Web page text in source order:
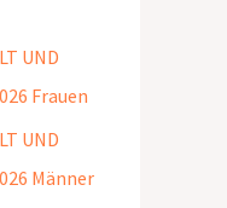
UND
Frauen
UND
Männer